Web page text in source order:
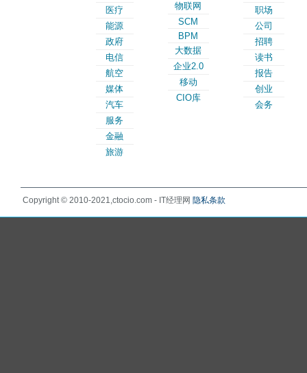
医疗
能源
政府
电信
航空
媒体
汽车
服务
金融
旅游
物联网
SCM
BPM
大数据
企业2.0
移动
CIO库
职场
公司
招聘
读书
报告
创业
会务
Copyright © 2010-2021,ctocio.com - IT经理网 隐私条款